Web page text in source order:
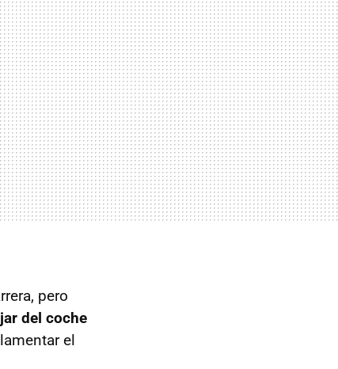
pero
del coche
el